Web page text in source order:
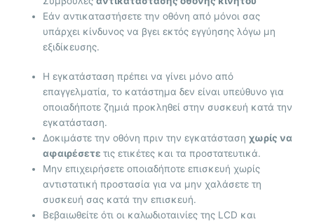
Εάν αντικαταστήσετε την οθόνη από μόνοι σας
υπάρχει κίνδυνος να βγει εκτός εγγύησης λόγω μη
εξιδίκευσης.
Η εγκατάσταση πρέπει να γίνει μόνο από
επαγγελματία, το κατάστημα δεν είναι υπεύθυνο για
οποιαδήποτε ζημιά προκληθεί στην συσκευή κατά την
εγκατάσταση.
Δοκιμάστε την οθόνη πριν την εγκατάστασηχωρίς να
αφαιρέσετετις ετικέτες και τα προστατευτικά.
Μην επιχειρήσετε οποιαδήποτε επισκευή χωρίς
αντιστατική προστασία για να μην χαλάσετε τη
συσκευή σας κατά την επισκευή.
Βεβαιωθείτε ότι οι καλωδιοταινίες της LCD και